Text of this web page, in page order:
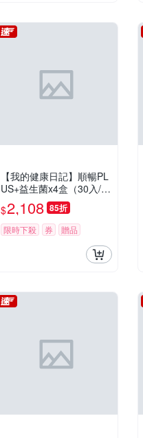
【我的健康日記】順暢PL
US+益生菌x4盒（30入/
盒)
$2,108 85折
限時下殺 券 贈品